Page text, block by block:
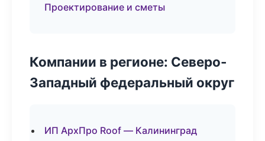
Проектирование и сметы
Компании в регионе: Северо-
Западный федеральный округ
ИП АрхПро Roof — Калининград